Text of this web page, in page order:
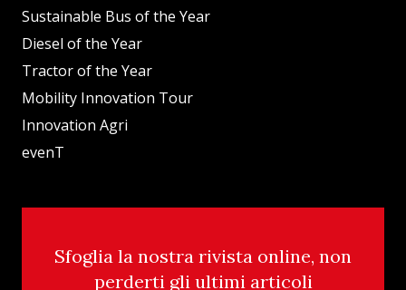
Sustainable Bus of the Year
Diesel of the Year
Tractor of the Year
Mobility Innovation Tour
Innovation Agri
evenT
Sfoglia la nostra rivista online, non
perderti gli ultimi articoli